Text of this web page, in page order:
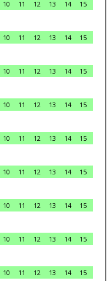
10 11 12 13 14
15
10 11 12 13 14
15
10 11 12 13 14
15
10 11 12 13 14
15
10 11 12 13 14
15
10 11 12 13 14
15
10 11 12 13 14
15
10 11 12 13 14
15
10 11 12 13 14
15